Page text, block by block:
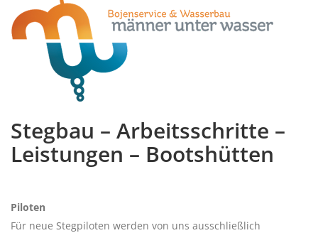
Stegbau – Arbeitsschritte –
Leistungen – Bootshütten
Piloten
Für neue Stegpiloten werden von uns ausschließlich